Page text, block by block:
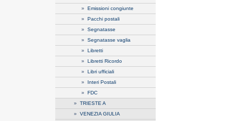
» Emissioni congiunte
» Pacchi postali
» Segnatasse
» Segnatasse vaglia
» Libretti
» Libretti Ricordo
» Libri ufficiali
» Interi Postali
» FDC
» TRIESTE A
» VENEZIA GIULIA